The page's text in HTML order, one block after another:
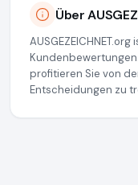
Über
profitieren Sie von
Entscheidungen zu